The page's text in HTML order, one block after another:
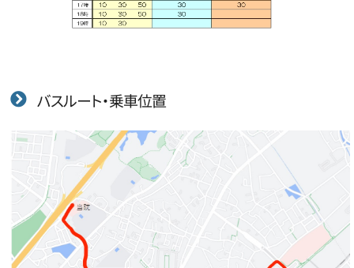
バスルート・乗車位置